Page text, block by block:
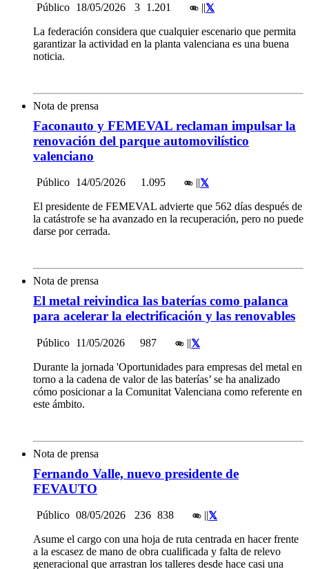
Público 18/05/2026 3 1.201 ||
La federación considera que cualquier escenario que permita
garantizar la actividad en la planta valenciana es una buena
noticia.
Nota de prensa
Faconauto y FEMEVAL reclaman impulsar la
renovación del parque automovilístico
valenciano
Público 14/05/2026 1.095 ||
El presidente de FEMEVAL advierte que 562 días después de
la catástrofe se ha avanzado en la recuperación, pero no puede
darse por cerrada.
Nota de prensa
El metal reivindica las baterías como palanca
para acelerar la electrificación y las renovables
Público 11/05/2026 987 ||
Durante la jornada 'Oportunidades para empresas del metal en
torno a la cadena de valor de las baterías’ se ha analizado
cómo posicionar a la Comunitat Valenciana como referente en
este ámbito.
Nota de prensa
Fernando Valle, nuevo presidente de
FEVAUTO
Público 08/05/2026 236 838 ||
Asume el cargo con una hoja de ruta centrada en hacer frente
a la escasez de mano de obra cualificada y falta de relevo
generacional que arrastran los talleres desde hace casi una